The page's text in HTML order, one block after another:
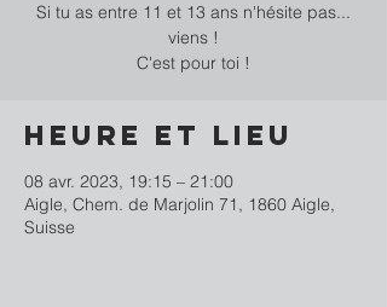
Si tu as entre 11 et 13 ans n'hésite pas...
viens !
C'est pour toi !
Heure et lieu
08 avr. 2023, 19:15 – 21:00
Aigle, Chem. de Marjolin 71, 1860 Aigle,
Suisse